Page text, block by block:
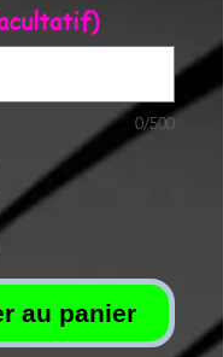
0/500
au panier